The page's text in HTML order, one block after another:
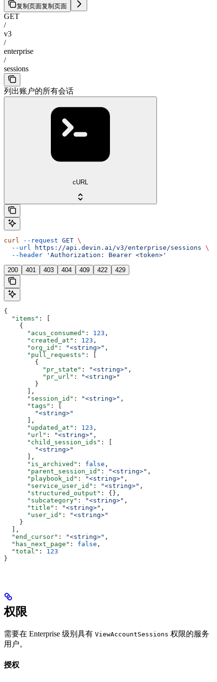
复制页面复制页面
GET
/
v3
/
enterprise
/
sessions
列出账户的所有会话
cURL
curl --request GET \
  --url
https://api.devin.ai/v3/enterprise/sessions \
  --header
'Authorization: Bearer <token>'
200 401 403 404 409 422 429
{
  "items"
: [
    {
      "acus_consumed"
: 123 ,
      "created_at"
: 123 ,
      "org_id"
: "<string>" ,
      "pull_requests"
: [
        {
          "pr_state"
: "<string>" ,
          "pr_url"
:
"<string>"
        }
      ],
      "session_id"
: "<string>" ,
      "tags"
: [
        "<string>"
      ],
      "updated_at"
: 123 ,
      "url"
: "<string>" ,
      "child_session_ids"
: [
        "<string>"
      ],
      "is_archived"
: false ,
      "parent_session_id"
: "<string>" ,
      "playbook_id"
: "<string>" ,
      "service_user_id"
: "<string>" ,
      "structured_output"
: {},
      "subcategory"
: "<string>" ,
      "title"
: "<string>" ,
      "user_id"
:
"<string>"
    }
  ],
  "end_cursor"
: "<string>" ,
  "has_next_page"
: false ,
  "total"
: 123
}
权限
需要在 Enterprise 级别具有 ViewAccountSessions 权限的服务
用户。
授权